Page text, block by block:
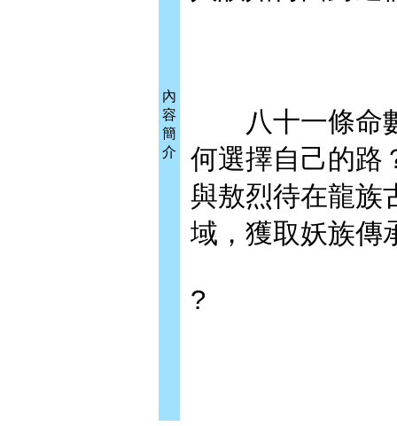
內
容
簡
介
八十一條命數
何選擇自己的路
與敖烈待在龍族
域，獲取妖族傳
?